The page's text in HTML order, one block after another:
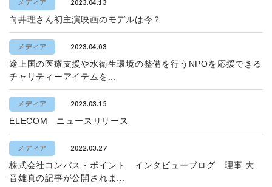
メディア 2023.04.13
向井理さん初主演映画のモデルは今？
メディア 2023.04.03
途上国の医療支援や水衛生環境の整備を行うNPOを応援できる
チャリティーアイテムを...
メディア 2023.03.15
ELECOM ニュースリリース
メディア 2022.03.27
株式会社コンパス・ポイント インタビューブログ 理事 大
音雄真の記事が公開されま...